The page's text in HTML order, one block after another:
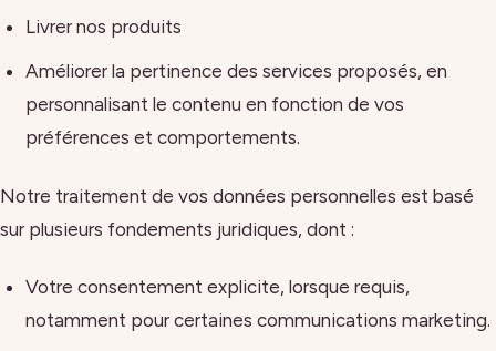
Livrer nos produits
Améliorer la pertinence des services proposés, en
personnalisant le contenu en fonction de vos
préférences et comportements.
Notre traitement de vos données personnelles est basé
sur plusieurs fondements juridiques, dont :
Votre consentement explicite, lorsque requis,
notamment pour certaines communications marketing.